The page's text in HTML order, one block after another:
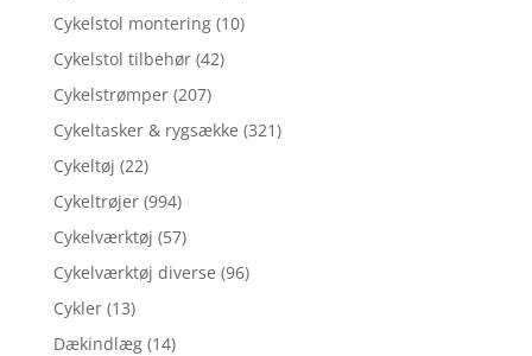
Cykelstol montering (10)
Cykelstol tilbehør (42)
Cykelstrømper (207)
Cykeltasker & rygsække (321)
Cykeltøj (22)
Cykeltrøjer (994)
Cykelværktøj (57)
Cykelværktøj diverse (96)
Cykler (13)
Dækindlæg (14)